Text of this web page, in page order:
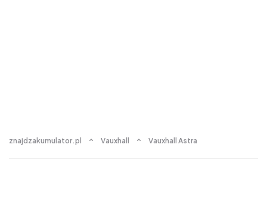
znajdzakumulator.pl Vauxhall Vauxhall Astra